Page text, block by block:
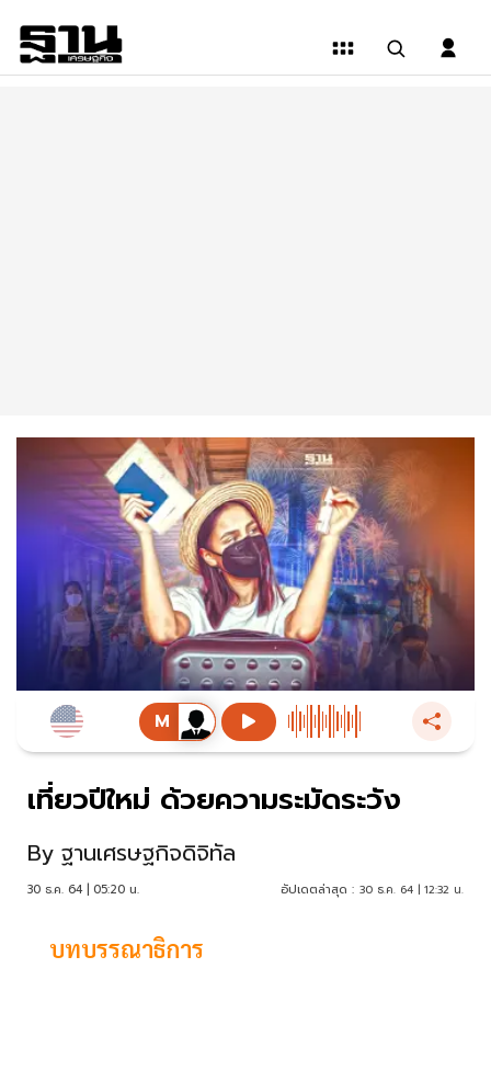
เที่ยวปีใหม่ ด้วยความระมัดระวัง
By ฐานเศรษฐกิจดิจิทัล
30 ธ.ค. 64 | 05:20 น. อัปเดตล่าสุด : 30 ธ.ค. 64 | 12:32 น.
บทบรรณาธิการ